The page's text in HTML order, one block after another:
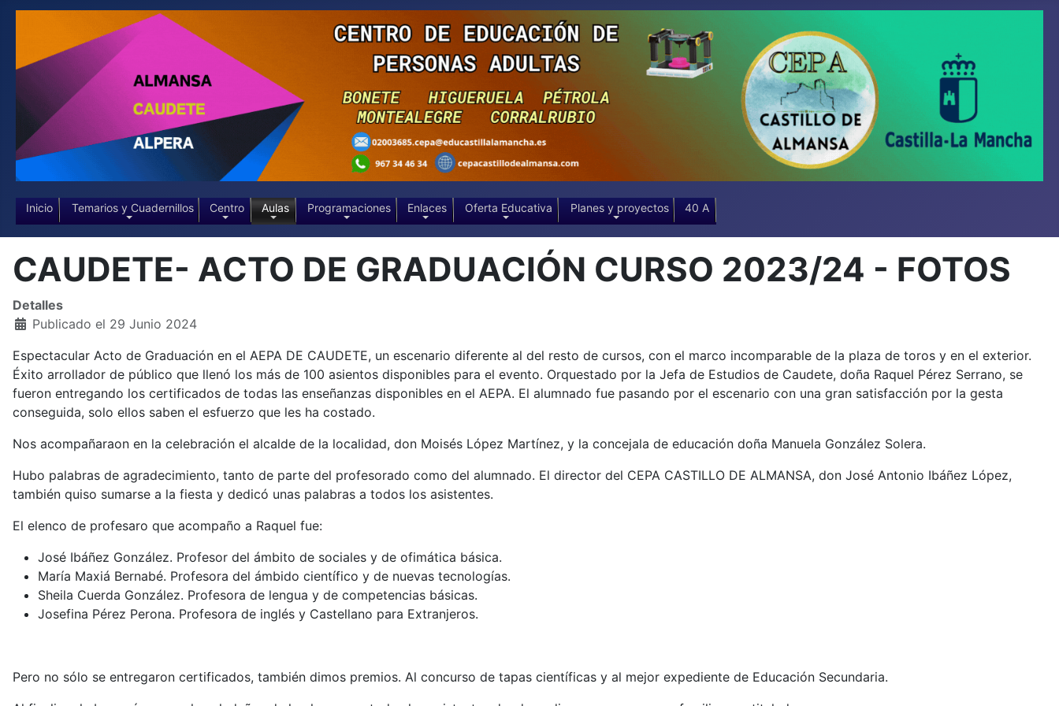
Inicio Temarios y Cuadernillos Centro Aulas Programaciones Enlaces Oferta Educativa Planes y proyectos 40 A
CAUDETE- ACTO DE GRADUACIÓN CURSO 2023/24 - FOTOS
Detalles
Publicado el 29 Junio 2024
Espectacular Acto de Graduación en el AEPA DE CAUDETE, un escenario diferente al del resto de cursos, con el marco incomparable de la plaza de toros y en el exterior.
Éxito arrollador de público que llenó los más de 100 asientos disponibles para el evento. Orquestado por la Jefa de Estudios de Caudete, doña Raquel Pérez Serrano, se
fueron entregando los certificados de todas las enseñanzas disponibles en el AEPA. El alumnado fue pasando por el escenario con una gran satisfacción por la gesta
conseguida, solo ellos saben el esfuerzo que les ha costado.
Nos acompañaraon en la celebración el alcalde de la localidad, don Moisés López Martínez, y la concejala de educación doña Manuela González Solera.
Hubo palabras de agradecimiento, tanto de parte del profesorado como del alumnado. El director del CEPA CASTILLO DE ALMANSA, don José Antonio Ibáñez López,
también quiso sumarse a la fiesta y dedicó unas palabras a todos los asistentes.
El elenco de profesaro que acompaño a Raquel fue:
José Ibáñez González. Profesor del ámbito de sociales y de ofimática básica.
María Maxiá Bernabé. Profesora del ámbido científico y de nuevas tecnologías.
Sheila Cuerda González. Profesora de lengua y de competencias básicas.
Josefina Pérez Perona. Profesora de inglés y Castellano para Extranjeros.
Pero no sólo se entregaron certificados, también dimos premios. Al concurso de tapas científicas y al mejor expediente de Educación Secundaria.